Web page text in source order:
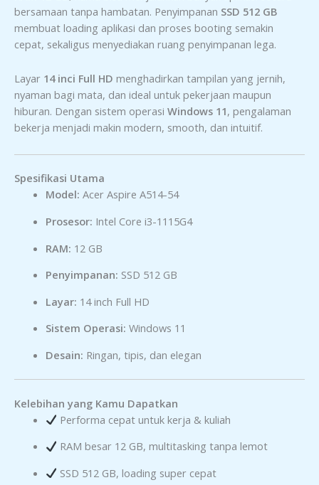
bersamaan tanpa hambatan. Penyimpanan SSD 512 GB
membuat loading aplikasi dan proses booting semakin
cepat, sekaligus menyediakan ruang penyimpanan lega.
Layar 14 inci Full HD menghadirkan tampilan yang jernih,
nyaman bagi mata, dan ideal untuk pekerjaan maupun
hiburan. Dengan sistem operasi Windows 11, pengalaman
bekerja menjadi makin modern, smooth, dan intuitif.
Spesifikasi Utama
Model: Acer Aspire A514-54
Prosesor: Intel Core i3-1115G4
RAM: 12 GB
Penyimpanan: SSD 512 GB
Layar: 14 inch Full HD
Sistem Operasi: Windows 11
Desain: Ringan, tipis, dan elegan
Kelebihan yang Kamu Dapatkan
Performa cepat untuk kerja & kuliah
RAM besar 12 GB, multitasking tanpa lemot
SSD 512 GB, loading super cepat